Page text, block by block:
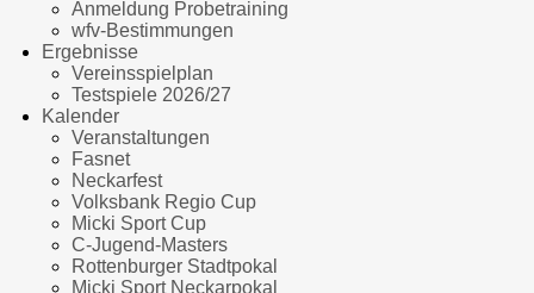
Anmeldung Probetraining
wfv-Bestimmungen
Ergebnisse
Vereinsspielplan
Testspiele 2026/27
Kalender
Veranstaltungen
Fasnet
Neckarfest
Volksbank Regio Cup
Micki Sport Cup
C-Jugend-Masters
Rottenburger Stadtpokal
Micki Sport Neckarpokal